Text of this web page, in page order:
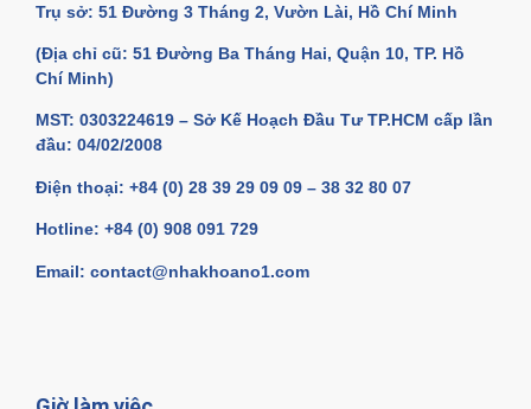
Trụ sở: 51 Đường 3 Tháng 2, Vườn Lài, Hồ Chí Minh
(Địa chỉ cũ: 51 Đường Ba Tháng Hai, Quận 10, TP. Hồ
Chí Minh)
MST: 0303224619 – Sở Kế Hoạch Đầu Tư TP.HCM cấp lần
đầu: 04/02/2008
Điện thoại: +84 (0) 28 39 29 09 09 – 38 32 80 07
Hotline: +84 (0) 908 091 729
Email: contact@nhakhoano1.com